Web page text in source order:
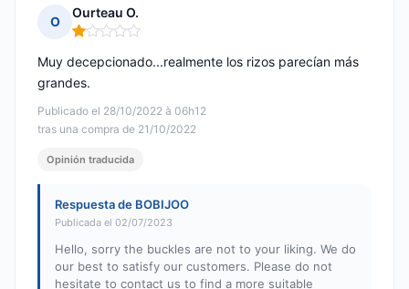
O
Ourteau O.
Nota: 1 de 5
Publicado el 28/10/2022 à 06h12
tras una compra de 21/10/2022
Muy decepcionado...realmente los rizos parecían más
grandes.
Opinión traducida
Respuesta de BOBIJOO
Publicada el 02/07/2023
Hello, sorry the buckles are not to your liking. We do
our best to satisfy our customers. Please do not
hesitate to contact us to find a more suitable